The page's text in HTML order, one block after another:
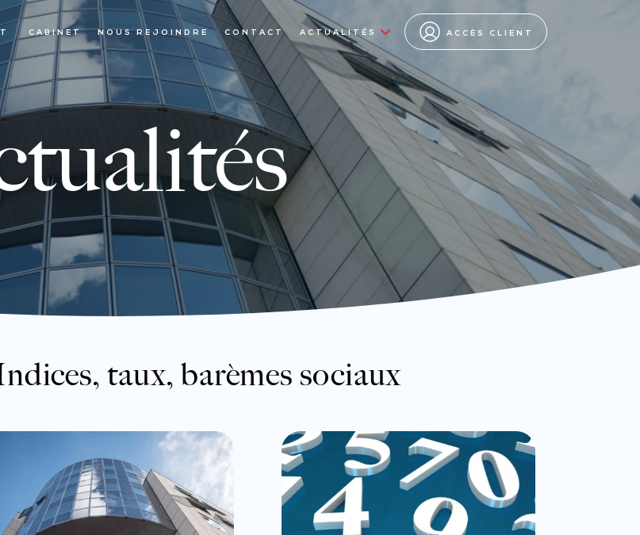
CABINET NOUS REJOINDRE CONTACT ACTUALITÉS ACCÈS CLIENT
taux, barèmes sociaux